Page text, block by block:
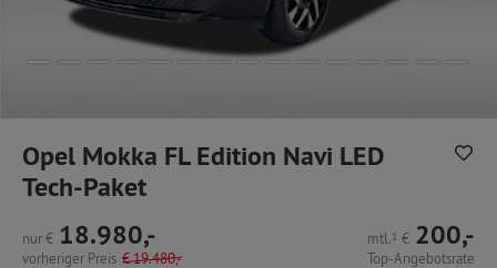
Opel Mokka FL Edition Navi LED
Tech-Paket
nur€ 18.980,-
vorheriger Preis €19.480,-
mtl.1 € 200,-
Top-Angebotsrate